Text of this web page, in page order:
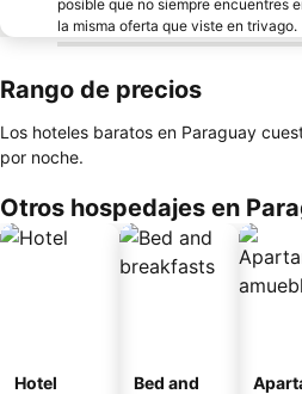
posible que no siempre encuentres
la misma oferta que viste en trivago.
Rango de precios
Los hoteles baratos en Paraguay
por noche.
Otros hospedajes en
Hotel
Bed and